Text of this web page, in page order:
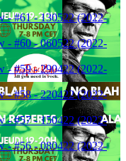
- #61 - 130522 (2022-
- #60 - 060522 (2022-
- #59 - 290422 (2022-
- #58 - 220422 (2022-
- #57 - 150422 (2022-
- #56 - 080422 (2022-